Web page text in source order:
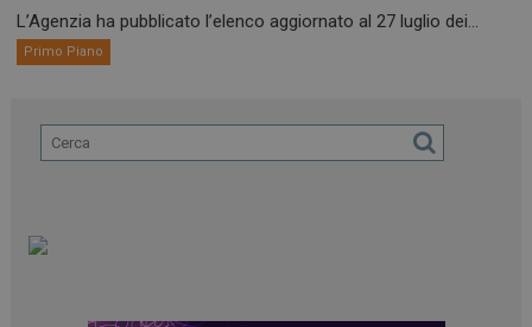
L’Agenzia ha pubblicato l’elenco aggiornato al 27 luglio dei...
Primo Piano